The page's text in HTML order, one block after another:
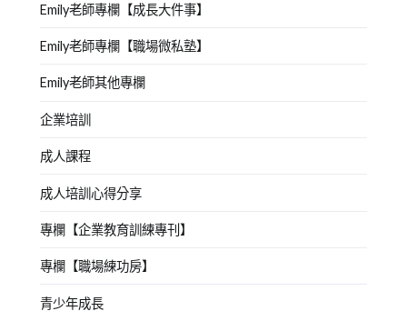
Emily老師專欄【成長大件事】
Emily老師專欄【職場微私塾】
Emily老師其他專欄
企業培訓
成人課程
成人培訓心得分享
專欄【企業教育訓練專刊】
專欄【職場練功房】
青少年成長